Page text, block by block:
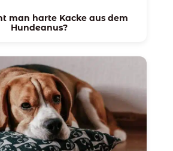
man harte Kacke aus dem
Hundeanus?